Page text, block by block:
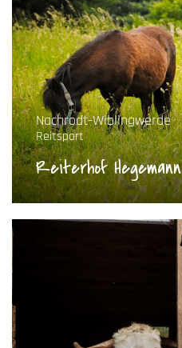
Nachrodt-Wiblingwerde
Reitsport
Reiterhof Hegemann